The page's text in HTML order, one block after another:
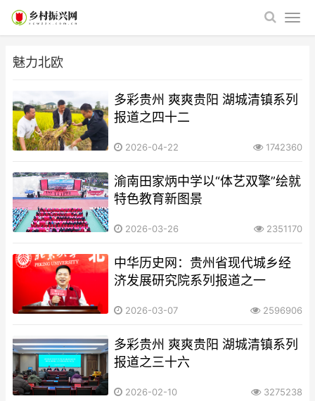
魅力北欧
多彩贵州 爽爽贵阳 湖城清镇系列
报道之四十二
2026-04-22 1742360
渝南田家炳中学以“体艺双擎”绘就
特色教育新图景
2026-03-26 2351170
中华历史网：贵州省现代城乡经
济发展研究院系列报道之一
2026-03-07 2596906
多彩贵州 爽爽贵阳 湖城清镇系列
报道之三十六
2026-02-10 3275238